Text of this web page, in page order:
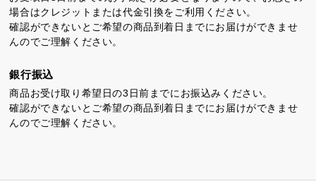
場合はクレジットまたは代金引換をご利用ください。
確認ができないとご希望の商品到着日までにお届けができませ
んのでご理解ください。
銀行振込
商品お受け取り希望日の3日前までにお振込みください。
確認ができないとご希望の商品到着日までにお届けができませ
んのでご理解ください。